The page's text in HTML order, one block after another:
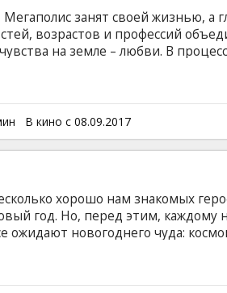
Мегаполис занят своей жизнью, а
возрастов и профессий
на земле – любви. В
В кино с 08.09.2017
хорошо нам знакомых
год. Но, перед этим, каждому
ожидают новогоднего чуда:
языке с субтитрами на